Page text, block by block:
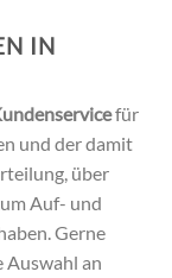
IN
für
und der damit
über
Auf- und
Gerne
Auswahl an